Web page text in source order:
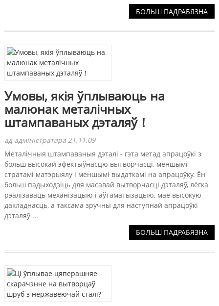
БОЛЬШ ПАДРАБЯЗНА
Умовы, якія ўплываюць на
малюнак металічных
штампаваных дэталяў！
ад адміністратара 21.11.09
Металічныя штампаваныя дэталі - гэта метад апрацоўкі з
больш высокай эфектыўнасцю вытворчасці, меншымі
стратамі матэрыялу і меншымі выдаткамі на апрацоўку. Ён
больш падыходзіць для масавай вытворчасці дэталяў, лёгка
рэалізаваць механізацыю і аўтаматызацыю, мае высокую
дакладнасць, а таксама зручны для наступнай апрацоўкі
дэталяў ...
БОЛЬШ ПАДРАБЯЗНА